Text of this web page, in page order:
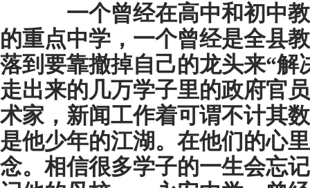
一个曾经在高中和初中教
的重点中学，一个曾经是全县
落到要靠撤掉自己的龙头来“解
走出来的几万学子里的政府官
术家，新闻工作着可谓不计其
是他少年的江湖。在他们的心
念。相信很多学子的一生会忘